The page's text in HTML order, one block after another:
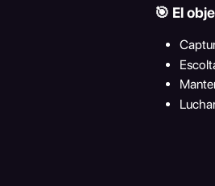
🎯 El